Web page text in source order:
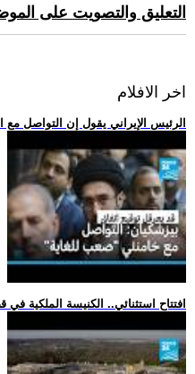
التعليق والتصويت على
اخر الافلام
.. الرئيس الإيراني يقول إن التواصل
.. افتتاح استثنائي.. الكنيسة الملكية